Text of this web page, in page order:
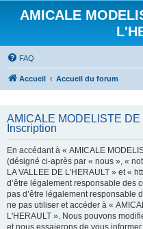
AMICALE
FAQ
Accueil Accueil du forum
AMICALE MODELISTE
Inscription
En accédant à « AMICALE
(désigné ci-après par « nous », «
LA VALLEE DE L'HERAULT » et «
d’être légalement responsable des
pas d’être légalement responsable
ne pas utiliser et accéder à «
L'HERAULT ». Nous pouvons
et nous essaierons de vous